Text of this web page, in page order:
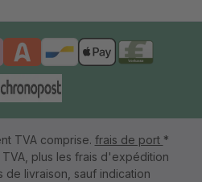
TVA comprise. frais de port *
plus les frais d'expédition
de livraison, sauf indication